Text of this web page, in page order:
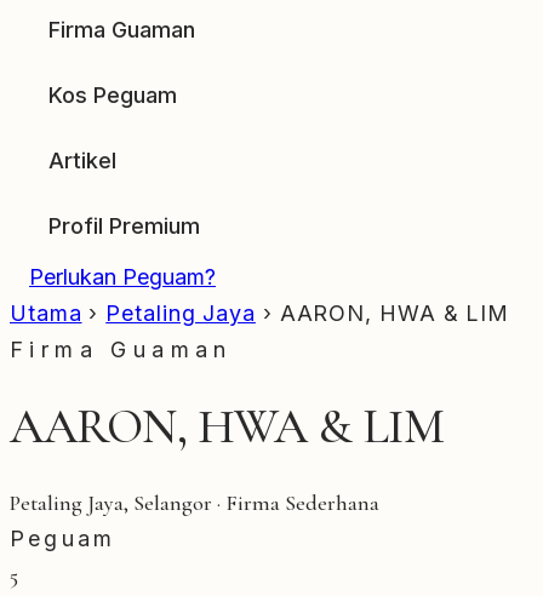
Firma Guaman
Kos Peguam
Artikel
Profil Premium
Perlukan Peguam?
Utama › Petaling Jaya › AARON, HWA & LIM
Firma Guaman
AARON, HWA & LIM
Petaling Jaya, Selangor · Firma Sederhana
Peguam
5